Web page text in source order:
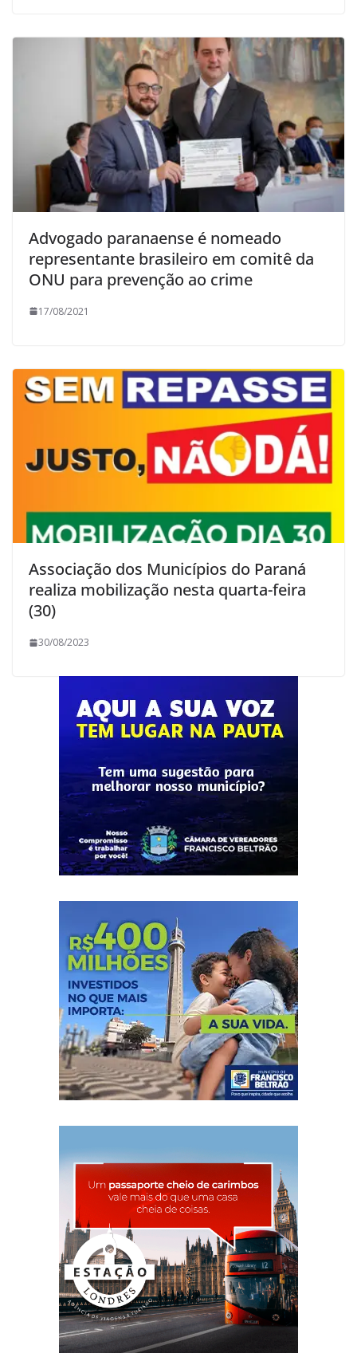
Advogado paranaense é nomeado
representante brasileiro em comitê da
ONU para prevenção ao crime
17/08/2021
Associação dos Municípios do Paraná
realiza mobilização nesta quarta-feira
(30)
30/08/2023